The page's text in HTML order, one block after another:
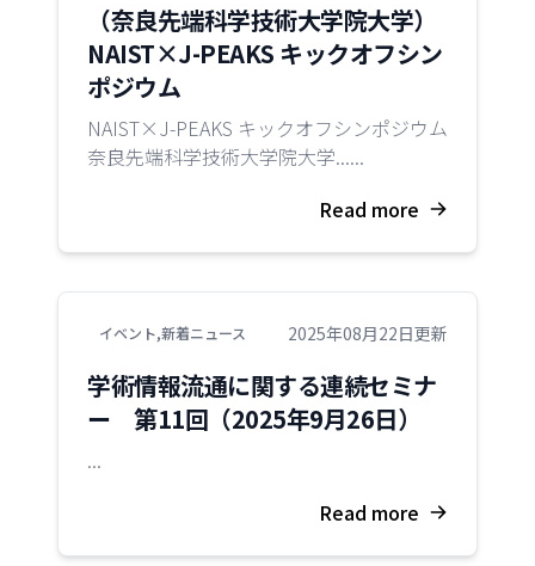
（奈良先端科学技術大学院大学）
NAIST×J-PEAKS キックオフシン
ポジウム
NAIST×J-PEAKS キックオフシンポジウム
奈良先端科学技術大学院大学......
Read more
イベント,新着ニュース 2025年08月22日更新
学術情報流通に関する連続セミナ
ー 第11回（2025年9月26日）
...
Read more